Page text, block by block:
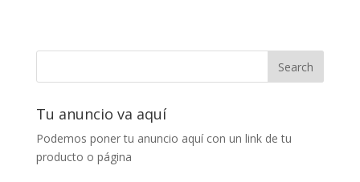
Tu anuncio va aquí
Podemos poner tu anuncio aquí con un link de tu
producto o página